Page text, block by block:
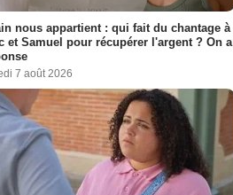
nous appartient : qui fait du chantage à
et Samuel pour récupérer l'argent ? On a
7 août 2026